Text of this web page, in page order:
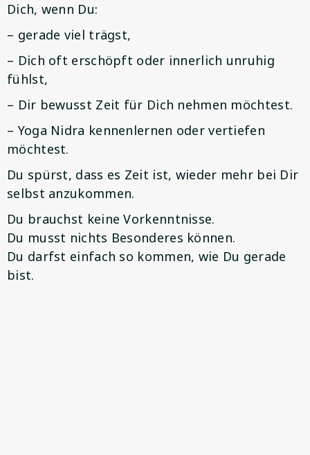
Dich, wenn Du:
– gerade viel trägst,
– Dich oft erschöpft oder innerlich unruhig
fühlst,
– Dir bewusst Zeit für Dich nehmen möchtest.
– Yoga Nidra kennenlernen oder vertiefen
möchtest.
Du spürst, dass es Zeit ist, wieder mehr bei Dir
selbst anzukommen.
Du brauchst keine Vorkenntnisse.
Du musst nichts Besonderes können.
Du darfst einfach so kommen, wie Du gerade
bist.